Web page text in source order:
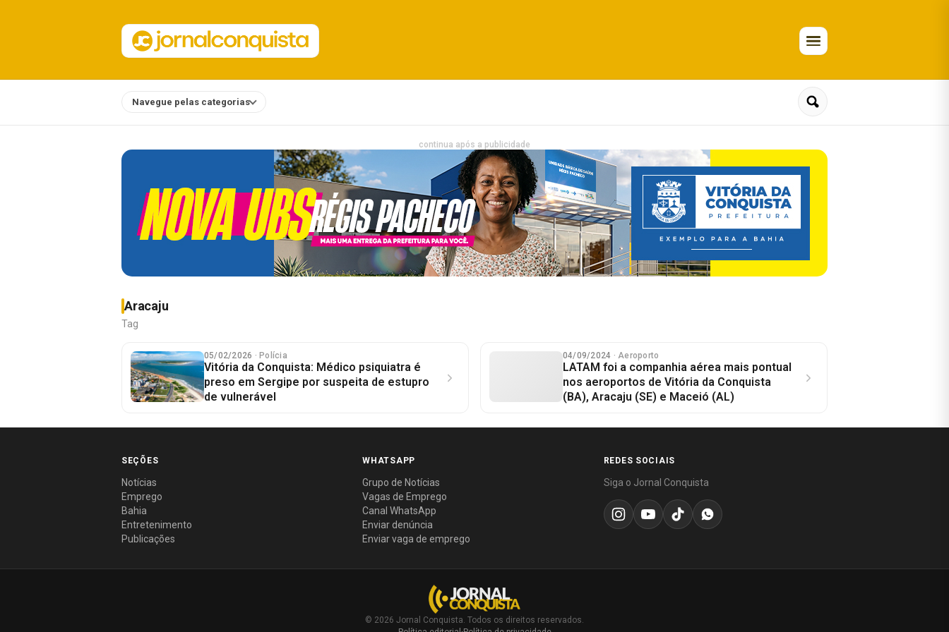
Navegue pelas categorias
continua após a publicidade
Aracaju
Tag
05/02/2026 · Polícia
Vitória da Conquista: Médico psiquiatra é
preso em Sergipe por suspeita de estupro
de vulnerável
04/09/2024 · Aeroporto
LATAM foi a companhia aérea mais pontual
nos aeroportos de Vitória da Conquista
(BA), Aracaju (SE) e Maceió (AL)
SEÇÕES
Notícias
Emprego
Bahia
Entretenimento
Publicações
WHATSAPP
Grupo de Notícias
Vagas de Emprego
Canal WhatsApp
Enviar denúncia
Enviar vaga de emprego
REDES SOCIAIS
Siga o Jornal Conquista
© 2026 Jornal Conquista. Todos os direitos reservados.